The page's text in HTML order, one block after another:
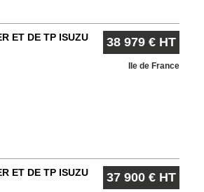
ET DE TP ISUZU 38 979 € HT
Ile de France
ET DE TP ISUZU
37 900 € HT